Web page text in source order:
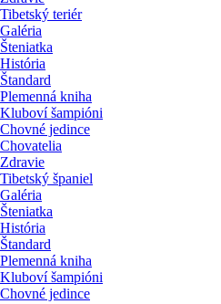
Tibetský teriér
Galéria
Šteniatka
História
Štandard
Plemenná kniha
Kluboví šampióni
Chovné jedince
Chovatelia
Zdravie
Tibetský španiel
Galéria
Šteniatka
História
Štandard
Plemenná kniha
Kluboví šampióni
Chovné jedince